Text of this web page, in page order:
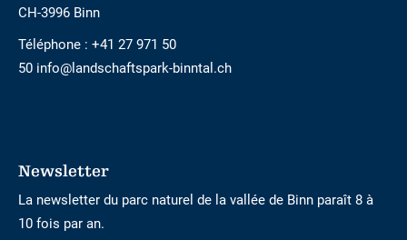
CH-3996 Binn
Téléphone : +41 27 971 50
50 info@landschaftspark-binntal.ch
Newsletter
La newsletter du parc naturel de la vallée de Binn paraît 8 à
10 fois par an.